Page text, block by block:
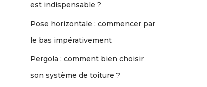
est indispensable ?
Pose horizontale : commencer par
le bas impérativement
Pergola : comment bien choisir
son système de toiture ?